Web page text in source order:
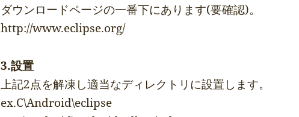
ダウンロードページの一番下にあります(要確認)。
http://www.eclipse.org/
3.設置
上記2点を解凍し適当なディレクトリに設置します。
ex.C\Android\eclipse